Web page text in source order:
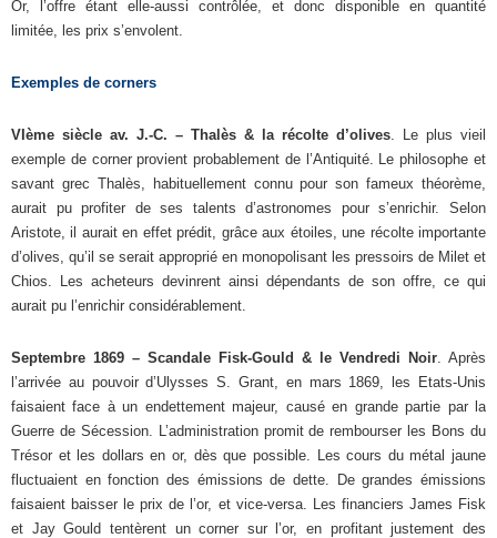
Or, l’offre étant elle-aussi contrôlée, et donc disponible en quantité
limitée, les prix s’envolent.
Exemples de corners
VIème siècle av. J.-C. – Thalès & la récolte d’olives . Le plus vieil
exemple de corner provient probablement de l’Antiquité. Le philosophe et
savant grec Thalès, habituellement connu pour son fameux théorème,
aurait pu profiter de ses talents d’astronomes pour s’enrichir. Selon
Aristote, il aurait en effet prédit, grâce aux étoiles, une récolte importante
d’olives, qu’il se serait approprié en monopolisant les pressoirs de Milet et
Chios. Les acheteurs devinrent ainsi dépendants de son offre, ce qui
aurait pu l’enrichir considérablement.
Septembre 1869 – Scandale Fisk-Gould & le Vendredi Noir . Après
l’arrivée au pouvoir d’Ulysses S. Grant, en mars 1869, les Etats-Unis
faisaient face à un endettement majeur, causé en grande partie par la
Guerre de Sécession. L’administration promit de rembourser les Bons du
Trésor et les dollars en or, dès que possible. Les cours du métal jaune
fluctuaient en fonction des émissions de dette. De grandes émissions
faisaient baisser le prix de l’or, et vice-versa. Les financiers James Fisk
et Jay Gould tentèrent un corner sur l’or, en profitant justement des